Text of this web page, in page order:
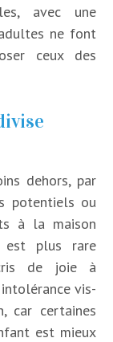
avec une
ne font
ceux des
dehors, par
potentiels ou
à la maison
plus rare
de joie à
vis-
car certaines
est mieux